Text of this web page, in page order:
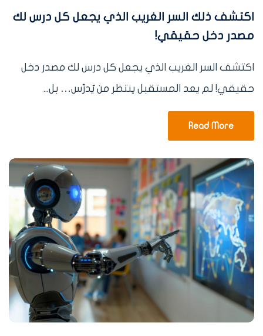
اكتشف ذلك السر الغريب الذي يجعل كل درس لك
مصدر دخل حقيقي!
اكتشف السر الغريب الذي يجعل كل درس لك مصدر دخل
حقيقي! لم يعد المستقبل ينتظر من يُدرّس… بل...
Read More